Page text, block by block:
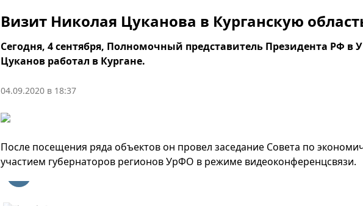
Визит Николая Цуканова в Курганскую
Сегодня, 4 сентября, Полномочный представитель Президента РФ
Цуканов работал в Кургане.
04.09.2020 в 18:37
После посещения ряда объектов он провел заседание Совета по
участием губернаторов регионов УрФО в режиме видеоконференцсвязи.